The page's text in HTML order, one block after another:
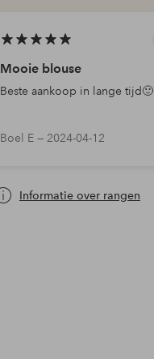
Mooie blouse
Beste aankoop in lange tijd🙂
Boel E — 2024-04-12
Informatie over rangen